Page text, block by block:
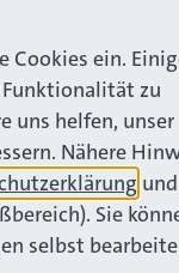
besonders gut.
Mehr lesen
Cookies ein.
zu
uns helfen, unser
Nähere
Sie
selbst